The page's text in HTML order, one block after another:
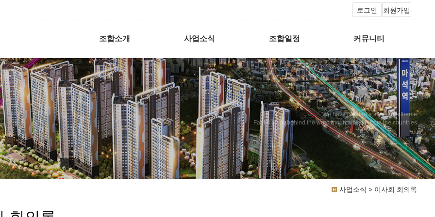
로그인 회원가입
조합소개 사업소식 조합일정 커뮤니티
We have created a awesome theme
Far far away,behind the word mountains, far from the countries
사업소식 > 이사회 회의록